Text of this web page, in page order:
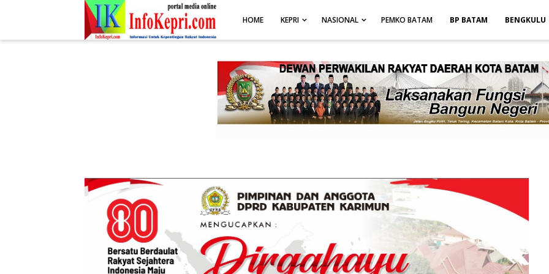
.post-body img { display: block; margin: 0 auto; max-width: 100%; height: auto; }
HOME KEPRI NASIONAL PEMKO BATAM BP BATAM BENGKULU